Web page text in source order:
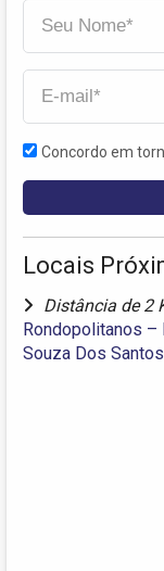
Concordo em
Locais
Distância de 2
Rondopolitanos
Souza Dos Santos